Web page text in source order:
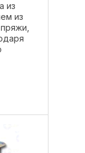
из
из